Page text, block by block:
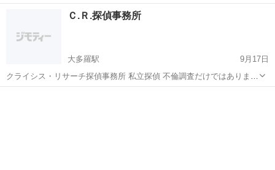
どうもおかしい 二股じゃね?? 奥さんいるかも?? 旦那さんいた
いるのかを調べてご報...
探偵 探偵事務所
Ｃ.Ｒ.探偵事務所
大多羅駅
9月17日
クライシス・リサーチ探偵事務所 私立探偵 不倫調査だけではありませ
ん。 お悩み 辛いこと 苦しいこと 悲しいこと トラブル 憎いこと 放置